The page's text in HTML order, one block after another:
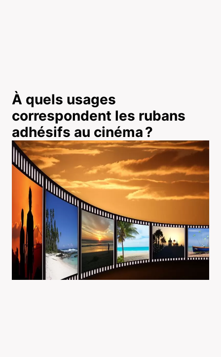
À quels usages
correspondent les rubans
adhésifs au cinéma ?